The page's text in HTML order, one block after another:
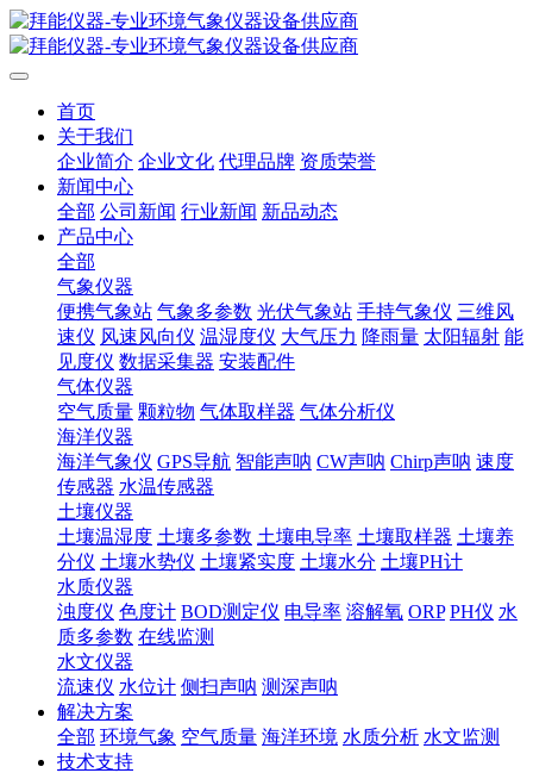
首页
关于我们
企业简介 企业文化 代理品牌 资质荣誉
新闻中心
全部 公司新闻 行业新闻 新品动态
产品中心
全部
气象仪器
便携气象站 气象多参数 光伏气象站 手持气象仪 三维风
速仪 风速风向仪 温湿度仪 大气压力 降雨量 太阳辐射 能
见度仪 数据采集器 安装配件
气体仪器
空气质量 颗粒物 气体取样器 气体分析仪
海洋仪器
海洋气象仪 GPS导航 智能声呐 CW声呐 Chirp声呐 速度
传感器 水温传感器
土壤仪器
土壤温湿度 土壤多参数 土壤电导率 土壤取样器 土壤养
分仪 土壤水势仪 土壤紧实度 土壤水分 土壤PH计
水质仪器
浊度仪 色度计 BOD测定仪 电导率 溶解氧 ORP PH仪 水
质多参数 在线监测
水文仪器
流速仪 水位计 侧扫声呐 测深声呐
解决方案
全部 环境气象 空气质量 海洋环境 水质分析 水文监测
技术支持